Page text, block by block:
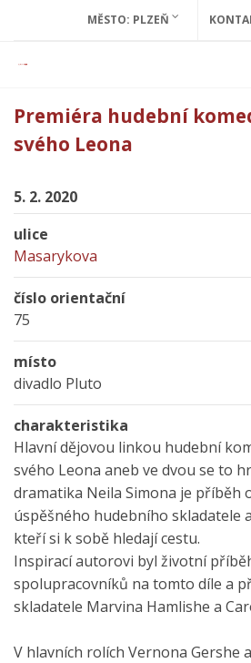
MĚSTO: PLZEŇ
Premiéra hudební
svého Leona
5. 2. 2020
ulice
Masarykova
číslo orientační
75
místo
divadlo Pluto
charakteristika
Hlavní dějovou linkou hudební
svého Leona aneb ve dvou se to
dramatika Neila Simona je příběh
úspěšného hudebního skladatele
kteří si k sobě hledají cestu.
Inspirací autorovi byl životní
spolupracovníků na tomto díle a
skladatele Marvina Hamlishe a
V hlavních rolích Vernona Gershe